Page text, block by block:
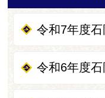
令和7年度
令和6年度